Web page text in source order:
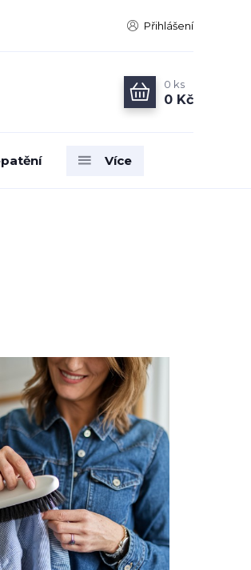
Přihlášení
0 ks
0 Kč
Více